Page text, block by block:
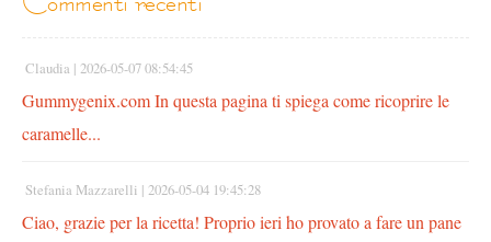
Claudia | 2026-05-07 08:54:45
Gummygenix.com In questa pagina ti spiega come ricoprire le
caramelle...
Stefania Mazzarelli | 2026-05-04 19:45:28
Ciao, grazie per la ricetta! Proprio ieri ho provato a fare un pane